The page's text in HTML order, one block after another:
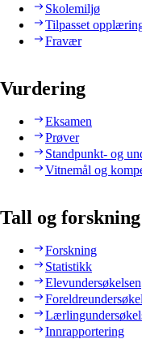
Skolemiljø
Tilpasset
Fravær
Vurdering
Eksamen
Prøver
Standpunkt- og
Vitnemål og
Tall og forskning
Forskning
Statistikk
Elevundersøkelsen
Innrapportering